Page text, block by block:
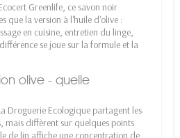
Greenlife, ce savon noir
que la version à l'huile d'olive :
en cuisine, entretien du linge,
se joue sur la formule et la
olive - quelle
Droguerie Ecologique partagent les
mais diffèrent sur quelques points